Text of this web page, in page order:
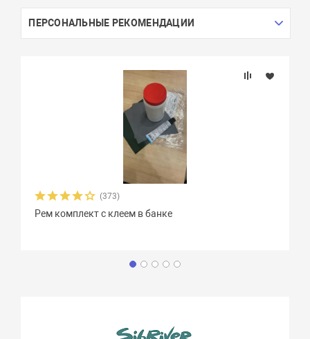
ПЕРСОНАЛЬНЫЕ РЕКОМЕНДАЦИИ
(373)
Рем комплект с клеем в банке